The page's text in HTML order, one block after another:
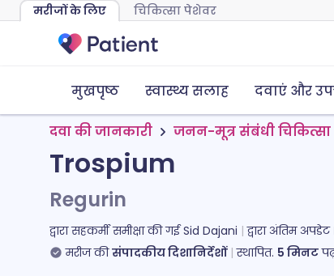
मरीजों के लिए चिकित्सा पेशेवर
मुखपृष्ठ स्वास्थ्य सलाह दवाएं और
दवा की जानकारी जनन-मूत्र संबंधी चिकित्सा
Trospium
Regurin
द्वारा सहकर्मी समीक्षा की गईSid Dajani द्वारा अंतिम अपडेट
मरीज की संपादकीय दिशानिर्देशों स्थापित. 5 मिनट